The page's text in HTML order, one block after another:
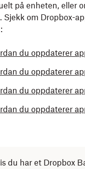
på enheten, eller
Sjekk om Dropbox-
du oppdaterer
du oppdaterer
du oppdaterer
du oppdaterer
du har et Dropbox